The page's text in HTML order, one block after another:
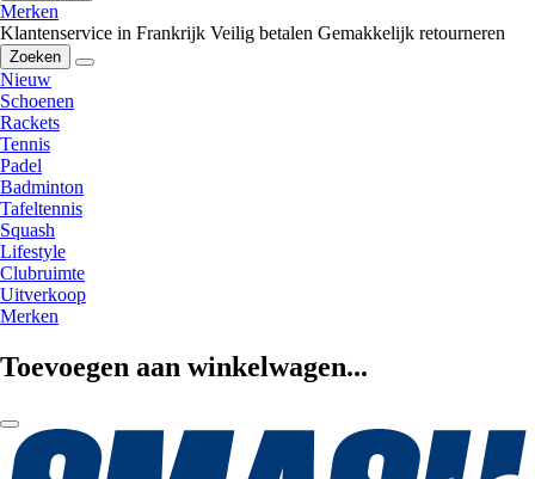
Merken
Klantenservice in Frankrijk Veilig betalen Gemakkelijk retourneren
Zoeken
Nieuw
Schoenen
Rackets
Tennis
Padel
Badminton
Tafeltennis
Squash
Lifestyle
Clubruimte
Uitverkoop
Merken
Toevoegen aan winkelwagen...